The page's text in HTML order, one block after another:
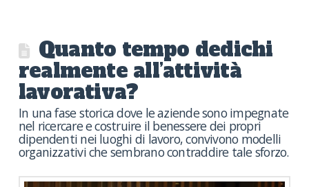
Quanto tempo dedichi
realmente all’attività
lavorativa?
In una fase storica dove le aziende sono impegnate
nel ricercare e costruire il benessere dei propri
dipendenti nei luoghi di lavoro, convivono modelli
organizzativi che sembrano contraddire tale sforzo.